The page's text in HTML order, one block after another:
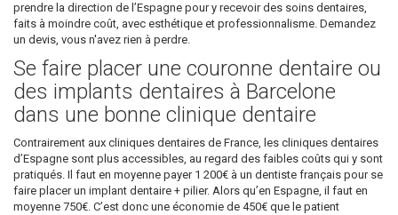
prendre la direction de l’Espagne pour y recevoir des soins dentaires,
faits à moindre coût, avec esthétique et professionnalisme. Demandez
un devis, vous n'avez rien à perdre.
Se faire placer une couronne dentaire ou
des implants dentaires à Barcelone
dans une bonne clinique dentaire
Contrairement aux cliniques dentaires de France, les cliniques dentaires
d’Espagne sont plus accessibles, au regard des faibles coûts qui y sont
pratiqués. Il faut en moyenne payer 1 200€ à un dentiste français pour se
faire placer un implant dentaire + pilier. Alors qu’en Espagne, il faut en
moyenne 750€. C’est donc une économie de 450€ que le patient